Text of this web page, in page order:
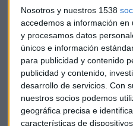
Nosotros y nuestros 1538
accedemos a información en
y procesamos datos
únicos e información
para publicidad y contenido
publicidad y contenido,
desarrollo de servicios. Con
nuestros socios podemos
geográfica precisa e
características de
XV DÍA DE LA INVERSIÓN
AllianceBernstein prevé
más allá de las '7